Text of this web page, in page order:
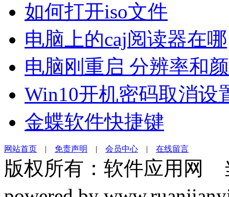
如何打开iso文件
电脑上的caj阅读器在哪
电脑刚重启 分辨率和
Win10开机密码取消设
金蝶软件快捷键
网站首页 | 免责声明 | 会员中心 | 在线留言
版权所有：软件应用网